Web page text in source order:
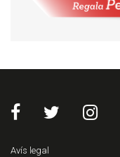
Avís legal